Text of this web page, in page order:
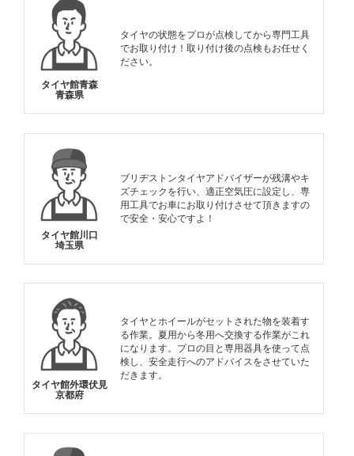
タイヤ館青森
青森県
タイヤの状態をプロが点検してから専門工具
でお取り付け！取り付け後の点検もお任せく
ださい。
タイヤ館川口
埼玉県
ブリヂストンタイヤアドバイザーが残溝やキ
ズチェックを行い、適正空気圧に設定し、専
用工具でお車にお取り付けさせて頂きますの
で安全・安心ですよ！
タイヤ館外環伏見
京都府
タイヤとホイールがセットされた物を装着す
る作業。夏用から冬用へ交換する作業がこれ
になります。プロの目と専用器具を使って点
検し、安全走行へのアドバイスをさせていた
だきます。